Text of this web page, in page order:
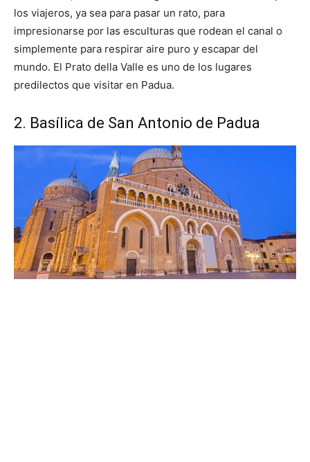
los viajeros, ya sea para pasar un rato, para
impresionarse por las esculturas que rodean el canal o
simplemente para respirar aire puro y escapar del
mundo. El Prato della Valle es uno de los lugares
predilectos que visitar en Padua.
2. Basílica de San Antonio de Padua